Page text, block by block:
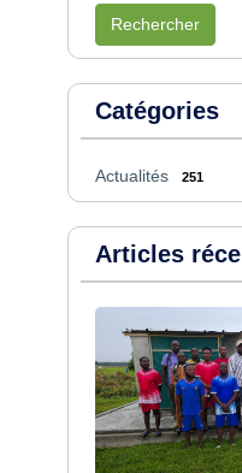
Rechercher
Catégories
Actualités 251
Articles